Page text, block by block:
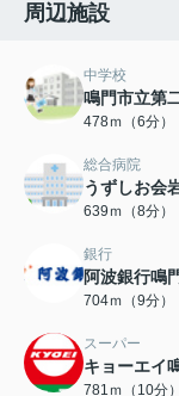
周辺施設
中学校
鳴門市立第
478ｍ（6分）
総合病院
うずしお会
639ｍ（8分）
銀行
阿波銀行鳴
704ｍ（9分）
スーパー
キョーエイ
781ｍ（10分）